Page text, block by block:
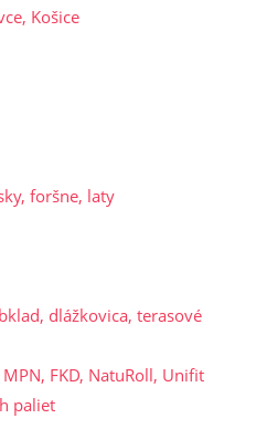
Košice
foršne, laty
dlážkovica, terasové
FKD, NatuRoll, Unifit
paliet